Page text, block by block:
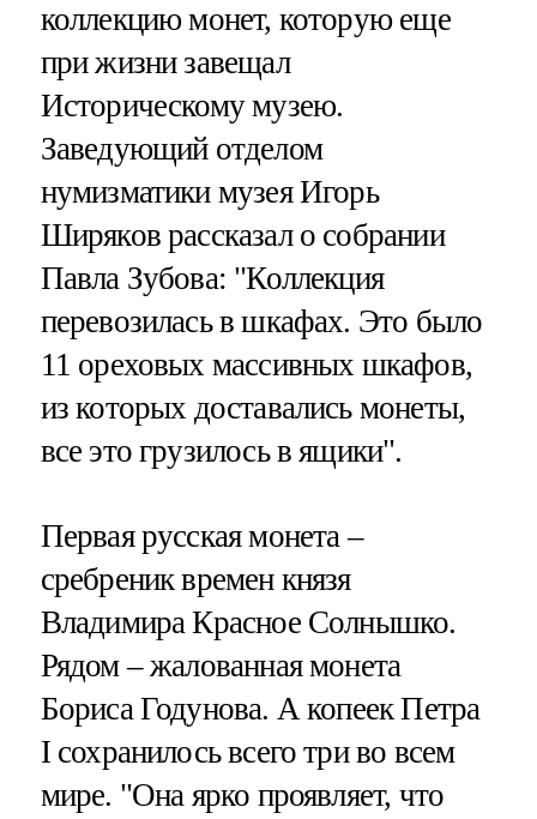
коллекцию монет, которую еще
при жизни завещал
Историческому музею.
Заведующий отделом
нумизматики музея Игорь
Ширяков рассказал о собрании
Павла Зубова: "Коллекция
перевозилась в шкафах. Это было
11 ореховых массивных шкафов,
из которых доставались монеты,
все это грузилось в ящики".
Первая русская монета –
сребреник времен князя
Владимира Красное Солнышко.
Рядом – жалованная монета
Бориса Годунова. А копеек Петра
I сохранилось всего три во всем
мире. "Она ярко проявляет, что